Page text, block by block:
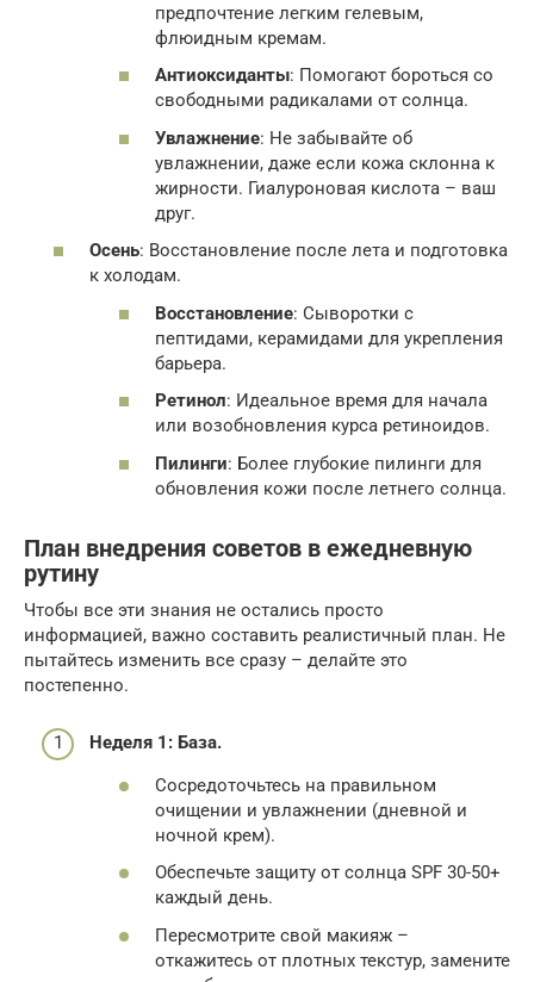
предпочтение легким гелевым,
флюидным кремам.
Антиоксиданты: Помогают бороться со
свободными радикалами от солнца.
Увлажнение: Не забывайте об
увлажнении, даже если кожа склонна к
жирности. Гиалуроновая кислота – ваш
друг.
Осень: Восстановление после лета и подготовка
к холодам.
Восстановление: Сыворотки с
пептидами, керамидами для укрепления
барьера.
Ретинол: Идеальное время для начала
или возобновления курса ретиноидов.
Пилинги: Более глубокие пилинги для
обновления кожи после летнего солнца.
План внедрения советов в ежедневную
рутину
Чтобы все эти знания не остались просто
информацией, важно составить реалистичный план. Не
пытайтесь изменить все сразу – делайте это
постепенно.
Неделя 1: База.
Сосредоточьтесь на правильном
очищении и увлажнении (дневной и
ночной крем).
Обеспечьте защиту от солнца SPF 30-50+
каждый день.
Пересмотрите свой макияж –
откажитесь от плотных текстур, замените